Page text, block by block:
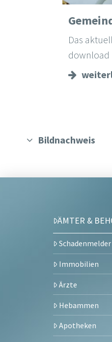
Das
download
Bildnachweis
ÄMTER &
Schadenmelder
Immobilien
Ärzte
Hebammen
Apotheken